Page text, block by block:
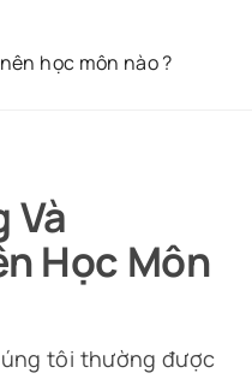
học môn nào ?
Và
Học Môn
tôi thường được